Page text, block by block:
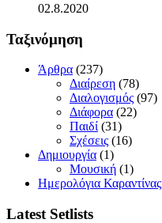
02.8.2020
Ταξινόμηση
Άρθρα (237)
Διαίρεση (78)
Διαλογισμός (97)
Διάφορα (22)
Παιδί (31)
Σχέσεις (16)
Δημιουργία (1)
Μουσική (1)
Ημερολόγια Καραντίνας
Latest Setlists